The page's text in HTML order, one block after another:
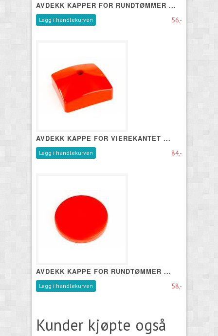
AVDEKK KAPPER FOR RUNDTØMMER ...
56,-
Legg i handlekurven
AVDEKK KAPPE FOR VIEREKANTET ...
84,-
Legg i handlekurven
AVDEKK KAPPE FOR RUNDTØMMER ...
58,-
Legg i handlekurven
Kunder kjøpte også